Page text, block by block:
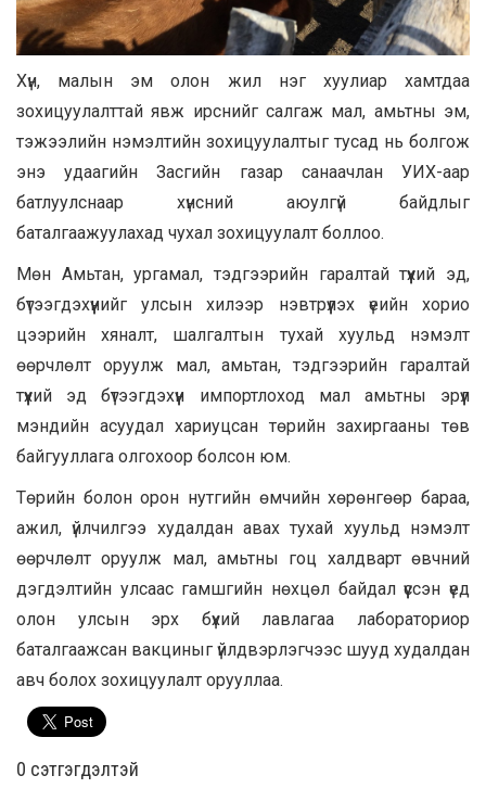
Хүн, малын эм олон жил нэг хуулиар хамтдаа
зохицуулалттай явж ирснийг салгаж мал, амьтны эм,
тэжээлийн нэмэлтийн зохицуулалтыг тусад нь болгож
энэ удаагийн Засгийн газар санаачлан УИХ-аар
батлуулснаар хүнсний аюулгүй байдлыг
баталгаажуулахад чухал зохицуулалт боллоо.
Мөн Амьтан, ургамал, тэдгээрийн гаралтай түүхий эд,
бүтээгдэхүүнийг улсын хилээр нэвтрүүлэх үеийн хорио
цээрийн хяналт, шалгалтын тухай хуульд нэмэлт
өөрчлөлт оруулж мал, амьтан, тэдгээрийн гаралтай
түүхий эд бүтээгдэхүүн импортлоход мал амьтны эрүүл
мэндийн асуудал хариуцсан төрийн захиргааны төв
байгууллага олгохоор болсон юм.
Төрийн болон орон нутгийн өмчийн хөрөнгөөр бараа,
ажил, үйлчилгээ худалдан авах тухай хуульд нэмэлт
өөрчлөлт оруулж мал, амьтны гоц халдварт өвчний
дэгдэлтийн улсаас гамшгийн нөхцөл байдал үүссэн үед
олон улсын эрх бүхий лавлагаа лабораториор
баталгаажсан вакциныг үйлдвэрлэгчээс шууд худалдан
авч болох зохицуулалт орууллаа.
0 cэтгэгдэлтэй